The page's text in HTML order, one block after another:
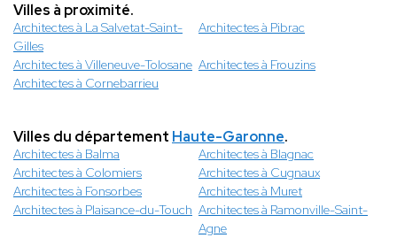
Villes à proximité.
Architectes à La Salvetat-Saint-
Gilles
Architectes à Pibrac
Architectes à Villeneuve-Tolosane Architectes à Frouzins
Architectes à Cornebarrieu
Villes du département Haute-Garonne.
Architectes à Balma
Architectes à Blagnac
Architectes à Colomiers
Architectes à Cugnaux
Architectes à Fonsorbes
Architectes à Muret
Architectes à Plaisance-du-Touch Architectes à Ramonville-Saint-
Agne